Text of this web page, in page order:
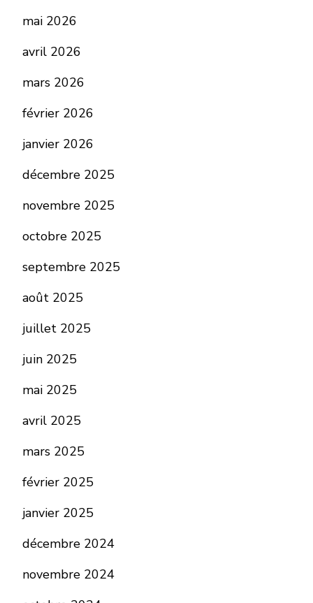
mai 2026
avril 2026
mars 2026
février 2026
janvier 2026
décembre 2025
novembre 2025
octobre 2025
septembre 2025
août 2025
juillet 2025
juin 2025
mai 2025
avril 2025
mars 2025
février 2025
janvier 2025
décembre 2024
novembre 2024